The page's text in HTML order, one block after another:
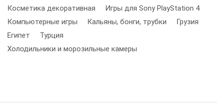
Косметика декоративная
Игры для Sony PlayStation 4
Компьютерные игры
Кальяны, бонги, трубки
Грузия
Египет
Турция
Холодильники и морозильные камеры